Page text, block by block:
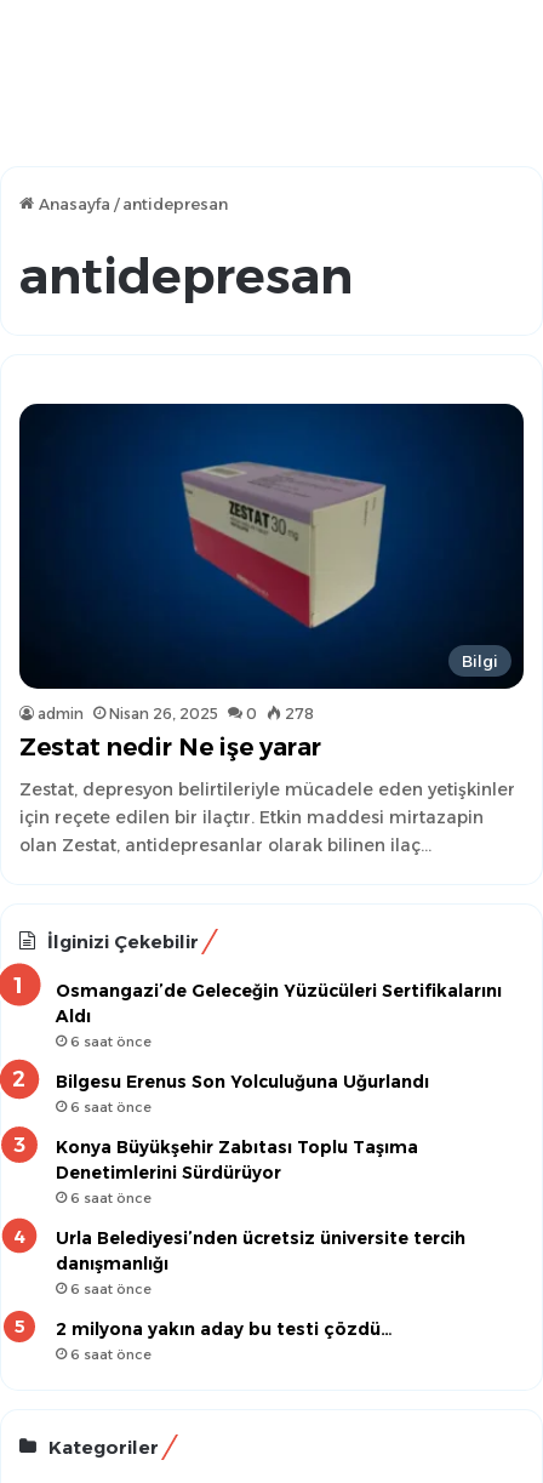
Anasayfa / antidepresan
antidepresan
Bilgi
admin Nisan 26, 2025 0 278
Zestat nedir Ne işe yarar
Zestat, depresyon belirtileriyle mücadele eden yetişkinler
için reçete edilen bir ilaçtır. Etkin maddesi mirtazapin
olan Zestat, antidepresanlar olarak bilinen ilaç…
İlginizi Çekebilir
Osmangazi’de Geleceğin Yüzücüleri Sertifikalarını
Aldı
6 saat önce
Bilgesu Erenus Son Yolculuğuna Uğurlandı
6 saat önce
Konya Büyükşehir Zabıtası Toplu Taşıma
Denetimlerini Sürdürüyor
6 saat önce
Urla Belediyesi’nden ücretsiz üniversite tercih
danışmanlığı
6 saat önce
2 milyona yakın aday bu testi çözdü…
6 saat önce
Kategoriler